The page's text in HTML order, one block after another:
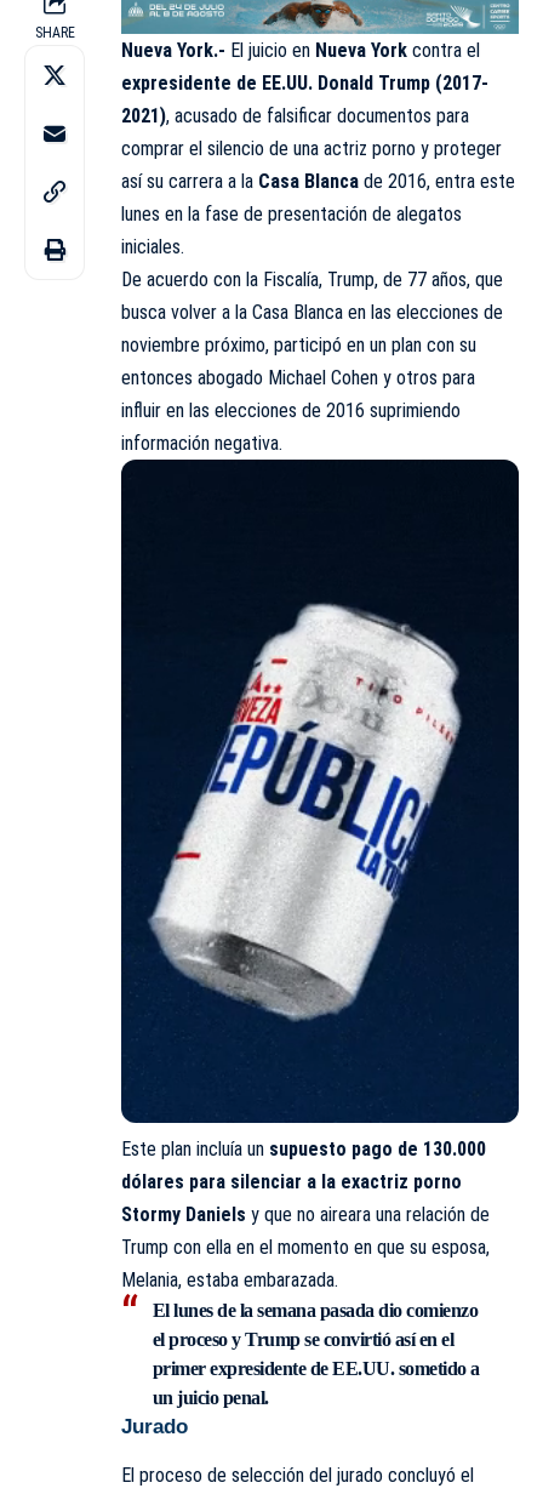
SHARE
Nueva York.- El juicio en Nueva York contra el
expresidente de EE.UU. Donald Trump (2017-
2021), acusado de falsificar documentos para
comprar el silencio de una actriz porno y proteger
así su carrera a la Casa Blanca de 2016, entra este
lunes en la fase de presentación de alegatos
iniciales.
De acuerdo con la Fiscalía, Trump, de 77 años, que
busca volver a la Casa Blanca en las elecciones de
noviembre próximo, participó en un plan con su
entonces abogado Michael Cohen y otros para
influir en las elecciones de 2016 suprimiendo
información negativa.
Este plan incluía un supuesto pago de 130.000
dólares para silenciar a la exactriz porno
Stormy Daniels y que no aireara una relación de
Trump con ella en el momento en que su esposa,
Melania, estaba embarazada.
El lunes de la semana pasada dio comienzo
el proceso y Trump se convirtió así en el
primer expresidente de EE.UU. sometido a
un juicio penal.
Jurado
El proceso de selección del jurado concluyó el